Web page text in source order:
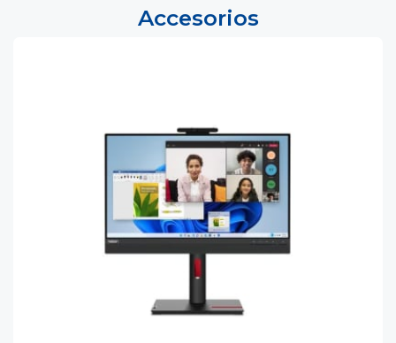
Accesorios